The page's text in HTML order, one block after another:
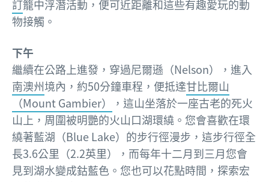
訂籠中浮潛活動，便可近距離和這些有趣愛玩的動
物接觸。
下午
繼續在公路上進發，穿過尼爾遜（Nelson），進入
南澳州境內，約50分鐘車程，便抵達甘比爾山
（Mount Gambier）
，這山坐落於一座古老的死火
山上，周圍被明艷的火山口湖環繞。您會喜歡在環
繞著藍湖（Blue Lake）的步行徑漫步，這步行徑全
長3.6公里（2.2英里），而每年十二月到三月您會
見到湖水變成鈷藍色。您也可以花點時間，探索宏